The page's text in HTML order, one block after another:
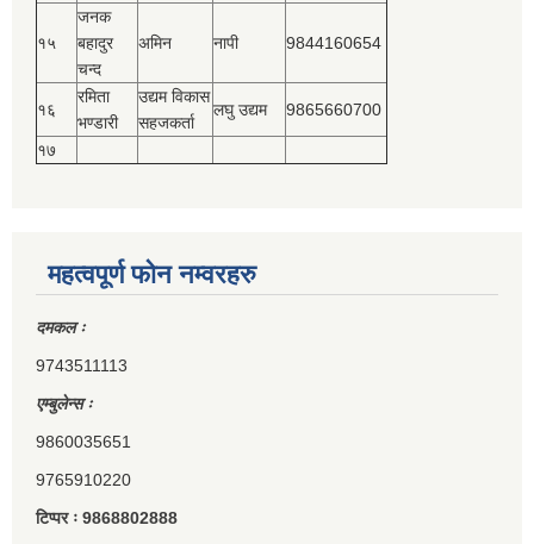
१५
जनक
बहादुर
चन्द
अमिन नापी 9844160654
१६
रमिता
भण्डारी
उद्यम विकास
सहजकर्ता
लघु उद्यम 9865660700
१७
महत्वपूर्ण फोन नम्वरहरु
दमकल ः
9743511113
एम्बुलेन्स ः
9860035651
9765910220
टिप्पर ः 9868802888